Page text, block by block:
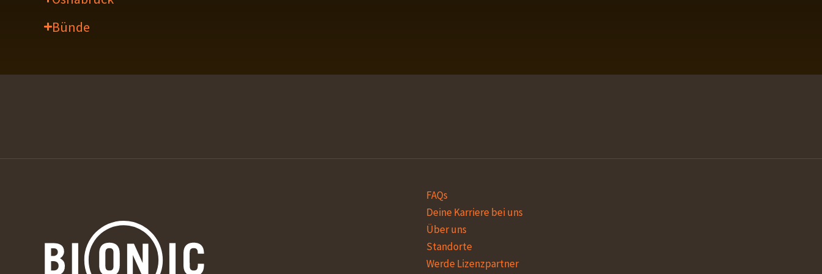
Bünde
FAQs
Deine Karriere bei uns
Über uns
Standorte
Werde Lizenzpartner